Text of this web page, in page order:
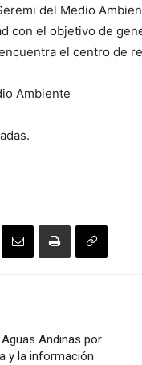
del Medio
con el objetivo de
el centro de
Ambiente
Andinas por
y la información